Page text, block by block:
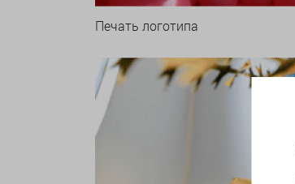
Печать логотипа